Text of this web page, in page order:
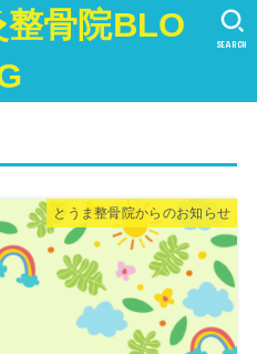
骨院BLO
SEARCH
とうま整骨院からのお知らせ